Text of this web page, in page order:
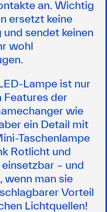
an. Wichtig
ersetzt keine
sendet keinen
wohl
Lampe ist nur
Features der
wie
ein Detail mit
Taschenlampe
Rotlicht und
– und
wenn man sie
Vorteil
Lichtquellen!